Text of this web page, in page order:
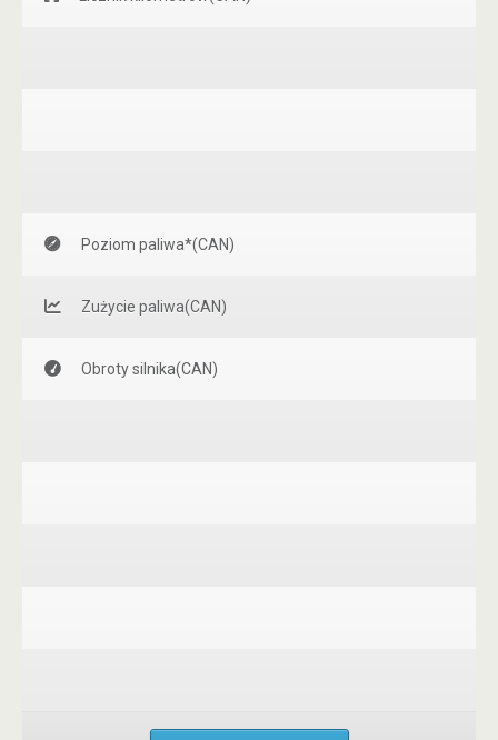
Poziom paliwa*(CAN)
Zużycie paliwa(CAN)
Obroty silnika(CAN)